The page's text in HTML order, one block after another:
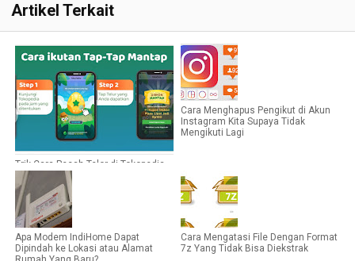
Artikel Terkait
Trik Cara Pecah Telor di Tokopedia
Agar Telornya Muncul
Cara Menghapus Pengikut di Akun
Instagram Kita Supaya Tidak
Mengikuti Lagi
Apa Modem IndiHome Dapat
Dipindah ke Lokasi atau Alamat
Cara Mengatasi File Dengan Format
7z Yang Tidak Bisa Diekstrak